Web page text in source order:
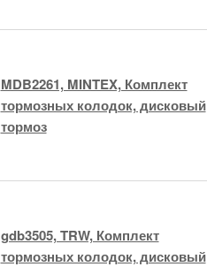
MDB2261, MINTEX, Комплект
тормозных колодок, дисковый
тормоз
gdb3505, TRW, Комплект
тормозных колодок, дисковый